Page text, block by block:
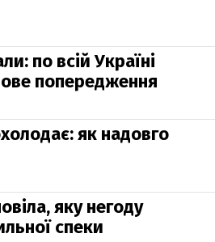
по всій Україні
попередження
як надовго
яку негоду
спеки